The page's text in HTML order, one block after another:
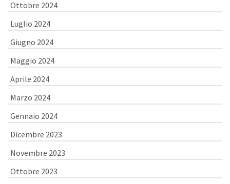
Ottobre 2024
Luglio 2024
Giugno 2024
Maggio 2024
Aprile 2024
Marzo 2024
Gennaio 2024
Dicembre 2023
Novembre 2023
Ottobre 2023